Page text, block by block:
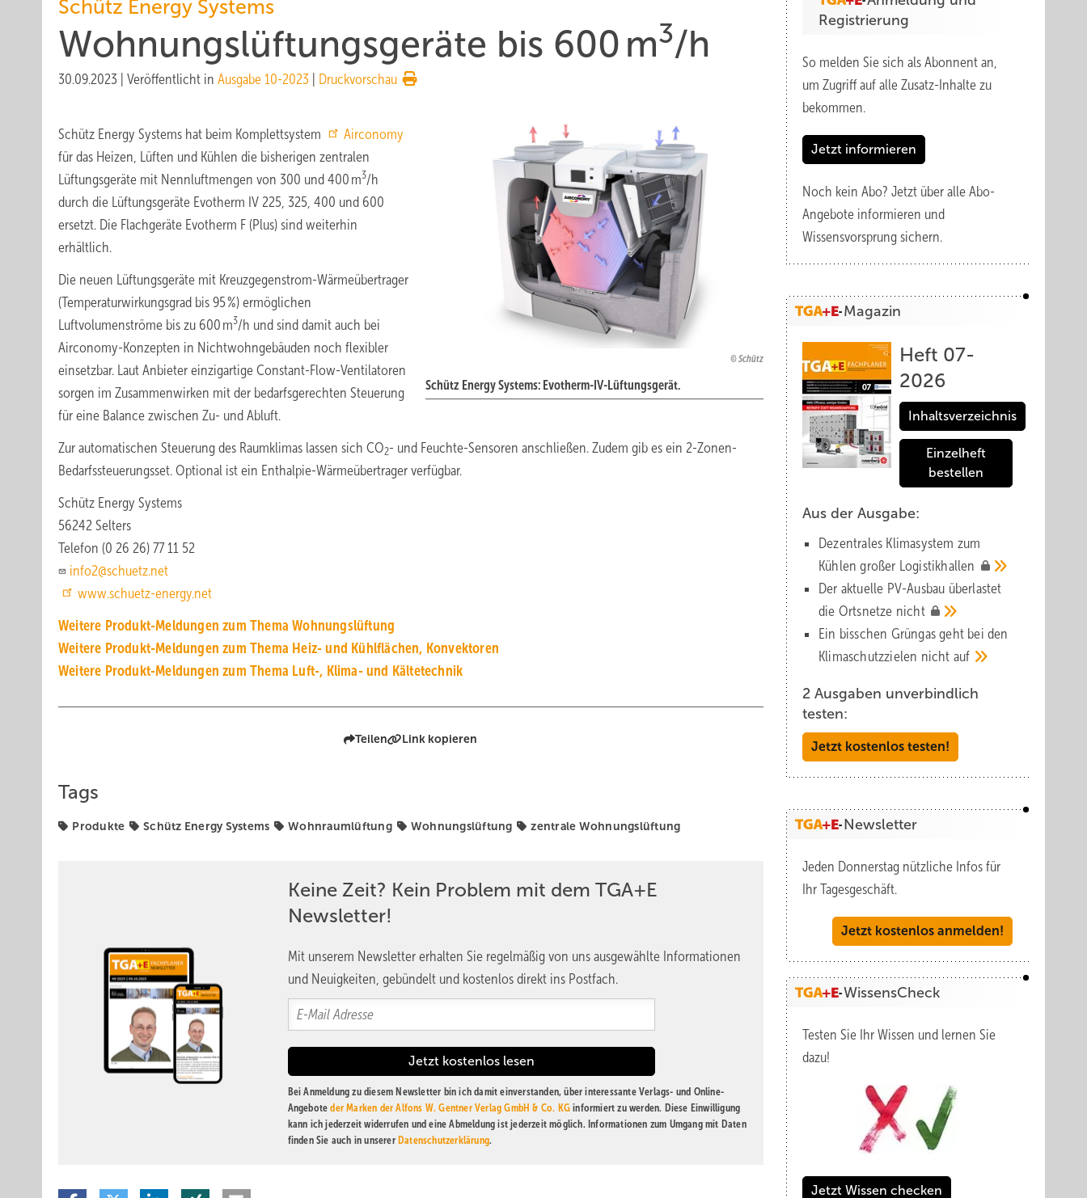
Schütz Energy Systems
Wohnungslüftungsgeräte bis 600 m3/h
30.09.2023 Veröffentlicht in Ausgabe 10-2023 Druckvorschau
Schütz
Schütz Energy Systems: Evotherm-IV-Lüftungsgerät.
Schütz Energy Systems hat beim Komplettsystem
Airconomy
für das Heizen, Lüften und Kühlen die bisherigen zentralen
Lüftungsgeräte mit Nennluftmengen von 300 und 400 m3/h
durch die Lüftungsgeräte Evotherm IV 225, 325, 400 und 600
ersetzt. Die Flachgeräte Evotherm F (Plus) sind weiterhin
erhältlich.
Die neuen Lüftungsgeräte mit Kreuzgegenstrom-Wärmeübertrager
(Temperaturwirkungsgrad bis 95 %) ermöglichen
Luftvolumenströme bis zu 600 m3/h und sind damit auch bei
Airconomy-Konzepten in Nichtwohngebäuden noch flexibler
einsetzbar. Laut Anbieter einzigartige Constant-Flow-Ventilatoren
sorgen im Zusammenwirken mit der bedarfsgerechten Steuerung
für eine Balance zwischen Zu- und Abluft.
Zur automatischen Steuerung des Raumklimas lassen sich CO2- und Feuchte-Sensoren anschließen. Zudem gib es ein 2-Zonen-
Bedarfssteuerungsset. Optional ist ein Enthalpie-Wärmeübertrager verfügbar.
Schütz Energy Systems
56242 Selters
Telefon (0 26 26) 77 11 52
info2@schuetz.net
www.schuetz-energy.net
Weitere Produkt-Meldungen zum Thema Wohnungslüftung
Weitere Produkt-Meldungen zum Thema Heiz- und Kühlflächen, Konvektoren
Weitere Produkt-Meldungen zum Thema Luft-, Klima- und Kältetechnik
Teilen Link kopieren
Tags
Produkte Schütz Energy Systems Wohnraumlüftung Wohnungslüftung zentrale Wohnungslüftung
Keine Zeit? Kein Problem mit dem TGA+E
Newsletter!
Mit unserem Newsletter erhalten Sie regelmäßig von uns ausgewählte Informationen
und Neuigkeiten, gebündelt und kostenlos direkt ins Postfach.
Bei Anmeldung zu diesem Newsletter bin ich damit einverstanden, über interessante Verlags- und Online-
Angeboteder Marken der Alfons W. Gentner Verlag GmbH & Co. KG informiert zu werden. Diese Einwilligung
kann ich jederzeit widerrufen und eine Abmeldung ist jederzeit möglich. Informationen zum Umgang mit Daten
finden Sie auch in unserer Datenschutzerklärung.
Registrierung
So melden Sie sich als Abonnent an,
um Zugriff auf alle Zusatz-Inhalte zu
bekommen.
Jetzt informieren
Noch kein Abo? Jetzt über alle Abo-
Angebote informieren und
Wissensvorsprung sichern.
Magazin
Heft 07-
2026
Inhaltsverzeichnis
Einzelheft
bestellen
Aus der Ausgabe:
Dezentrales Klimasystem zum
Kühlen großer Logistik­hallen
Der aktuelle PV-Ausbau über­lastet
die Orts­netze nicht
Ein bisschen Grüngas geht bei den
Klima­schutz­zielen nicht auf
2 Ausgaben unverbindlich
testen:
Jetzt kostenlos testen!
Newsletter
Jeden Donnerstag nützliche Infos für
Ihr Tagesgeschäft.
Jetzt kostenlos anmelden!
WissensCheck
Testen Sie Ihr Wissen und lernen Sie
dazu!
Jetzt Wissen checken